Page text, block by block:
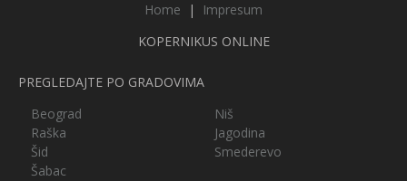
Home |
Impresum
KOPERNIKUS ONLINE
PREGLEDAJTE PO GRADOVIMA
Beograd
Niš
Raška
Jagodina
Šid
Smederevo
Šabac